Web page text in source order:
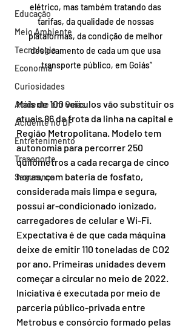
Educação
Meio Ambiente
Tecnologia
Economia
Curiosidades
Acidente em Goiás
Acidente no DF
Entretenimento
Transporte
Segurança
elétrico, mas também tratando das
tarifas, da qualidade de nossas
plataformas, da condição de melhor
deslocamento de cada um que usa
transporte público, em Goiás”
Mais de 100 veículos vão substituir os
atuais 86 da frota da linha na capital e
Região Metropolitana. Modelo tem
autonomia para percorrer 250
quilômetros a cada recarga de cinco
horas, com bateria de fosfato,
considerada mais limpa e segura,
possui ar-condicionado ionizado,
carregadores de celular e Wi-Fi.
Expectativa é de que cada máquina
deixe de emitir 110 toneladas de CO2
por ano. Primeiras unidades devem
começar a circular no meio de 2022.
Iniciativa é executada por meio de
parceria público-privada entre
Metrobus e consórcio formado pelas